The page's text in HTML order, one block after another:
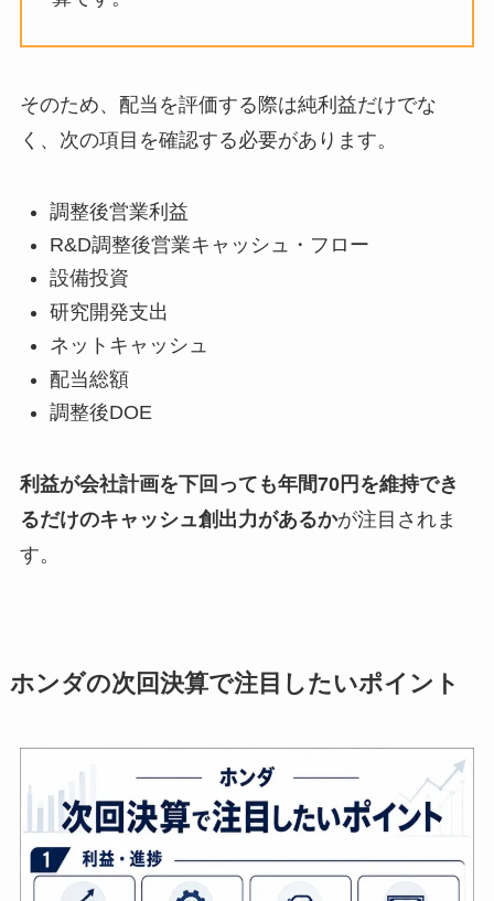
そのため、配当を評価する際は純利益だけでな
く、次の項目を確認する必要があります。
調整後営業利益
R&D調整後営業キャッシュ・フロー
設備投資
研究開発支出
ネットキャッシュ
配当総額
調整後DOE
利益が会社計画を下回っても年間70円を維持でき
るだけのキャッシュ創出力があるかが注目されま
す。
ホンダの次回決算で注目したいポイント